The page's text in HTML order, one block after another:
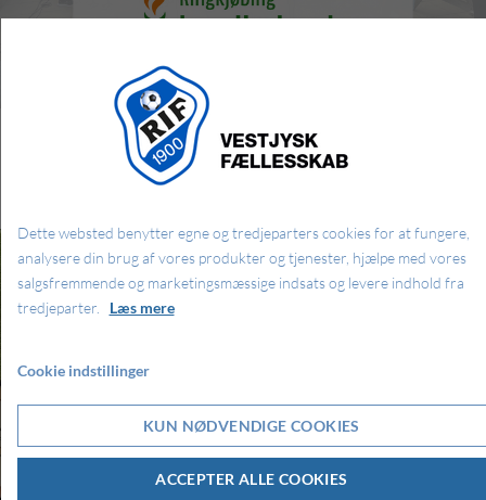
Hjemmekampe i Ringkøbing IF
Se kommende hjemmekampe her
Dette websted benytter egne og tredjeparters cookies for at fungere,
analysere din brug af vores produkter og tjenester, hjælpe med vores
salgsfremmende og marketingsmæssige indsats og levere indhold fra
tredjeparter.
Læs mere
Cookie indstillinger
KUN NØDVENDIGE COOKIES
ACCEPTER ALLE COOKIES